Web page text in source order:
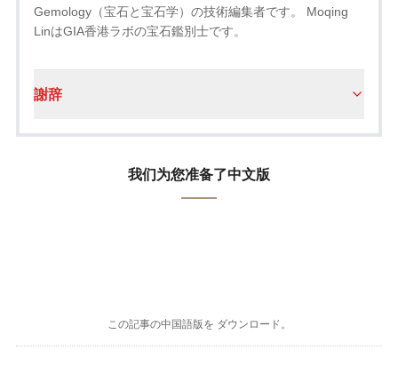
Gemology（宝石と宝石学）の技術編集者です。 Moqing
LinはGIA香港ラボの宝石鑑別士です。
謝辞
我们为您准备了中文版
この記事の中国語版を ダウンロード。